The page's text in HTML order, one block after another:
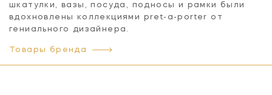
шкатулки, вазы, посуда, подносы и рамки были
вдохновлены коллекциями pret-a-porter от
гениального дизайнера.
Товары бренда